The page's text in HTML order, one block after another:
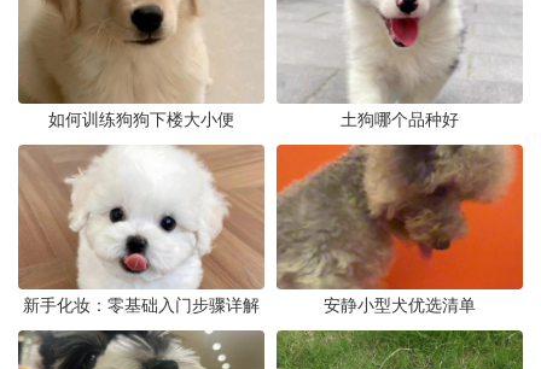
如何训练狗狗下楼大小便 土狗哪个品种好
新手化妆：零基础入门步骤详解 安静小型犬优选清单